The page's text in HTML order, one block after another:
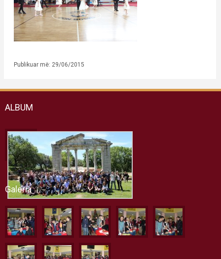
Publikuar më: 29/06/2015
ALBUM
Galeria